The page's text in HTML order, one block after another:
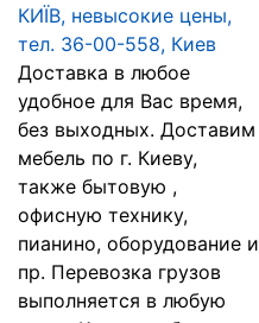
КИЇВ, невысокие цены,
тел. 36-00-558, Киев
Доставка в любое
удобное для Вас время,
без выходных. Доставим
мебель по г. Киеву,
также бытовую ,
офисную технику,
пианино, оборудование и
пр. Перевозка грузов
выполняется в любую